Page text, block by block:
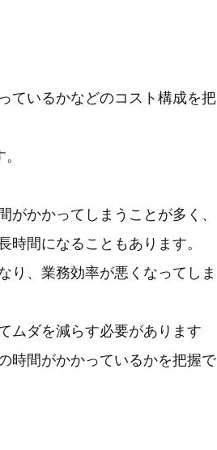
ているかなどのコスト構成を把
かかってしまうことが多く、
時間になることもあります。
り、業務効率が悪くなってしま
ムダを減らす必要があります
時間がかかっているかを把握で